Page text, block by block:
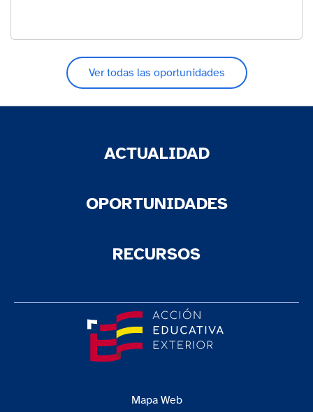
Ver todas las oportunidades
ACTUALIDAD
OPORTUNIDADES
RECURSOS
Mapa Web